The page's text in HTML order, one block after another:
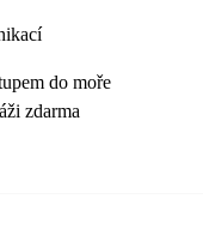
do moře
zdarma